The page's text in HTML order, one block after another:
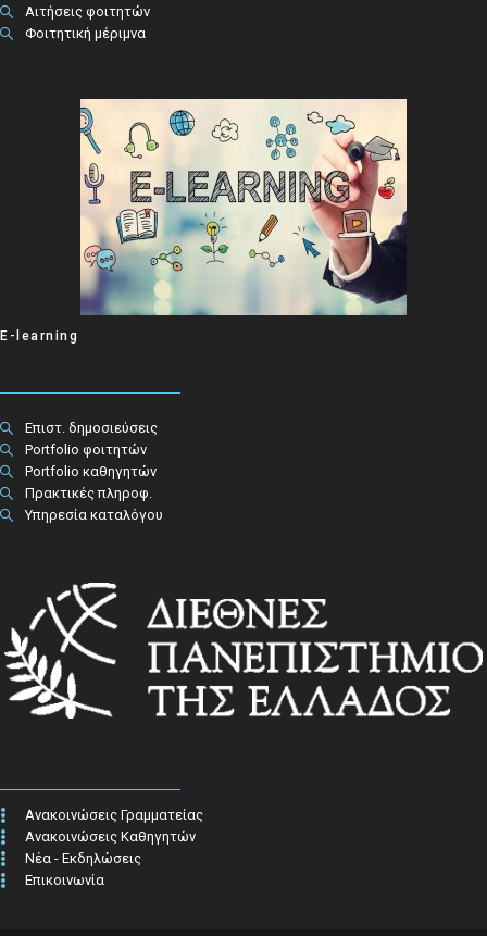
Αιτήσεις φοιτητών
Φοιτητική μέριμνα
E-learning
Επιστ. δημοσιεύσεις
Portfolio φοιτητών
Portfolio καθηγητών
Πρακτικές πληροφ.​
Υπηρεσία καταλόγου
Ανακοινώσεις Γραμματείας
Ανακοινώσεις Καθηγητών
Νέα - Εκδηλώσεις
Επικοινωνία